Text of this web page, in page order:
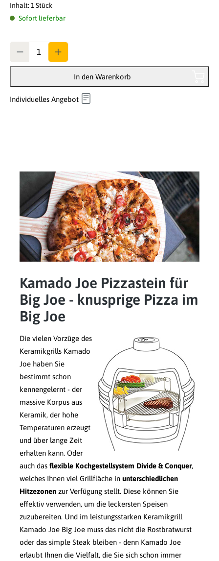
Inhalt: 1 Stück
Sofort lieferbar
In den Warenkorb
Individuelles Angebot
Kamado Joe Pizzastein für
Big Joe - knusprige Pizza im
Big Joe
Die vielen Vorzüge des
Keramikgrills Kamado
Joe haben Sie
bestimmt schon
kennengelernt - der
massive Korpus aus
Keramik, der hohe
Temperaturen erzeugt
und über lange Zeit
erhalten kann. Oder
auch das flexible Kochgestellsystem Divide & Conquer,
welches Ihnen viel Grillfläche in unterschiedlichen
Hitzezonen zur Verfügung stellt. Diese können Sie
effektiv verwenden, um die leckersten Speisen
zuzubereiten. Und im leistungsstarken Keramikgrill
Kamado Joe Big Joe muss das nicht die Rostbratwurst
oder das simple Steak bleiben - denn Kamado Joe
erlaubt Ihnen die Vielfalt, die Sie sich schon immer